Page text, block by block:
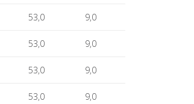
53,0 9,0
53,0 9,0
53,0 9,0
53,0 9,0